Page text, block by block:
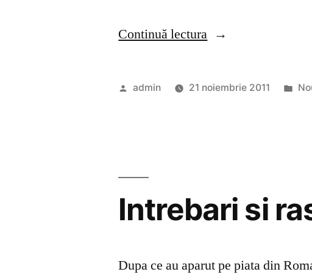
Continuă lectura„Capsulele
Publicat
admin 21 noiembrie 2011
Intrebari si
Dupa ce au aparut pe piata din